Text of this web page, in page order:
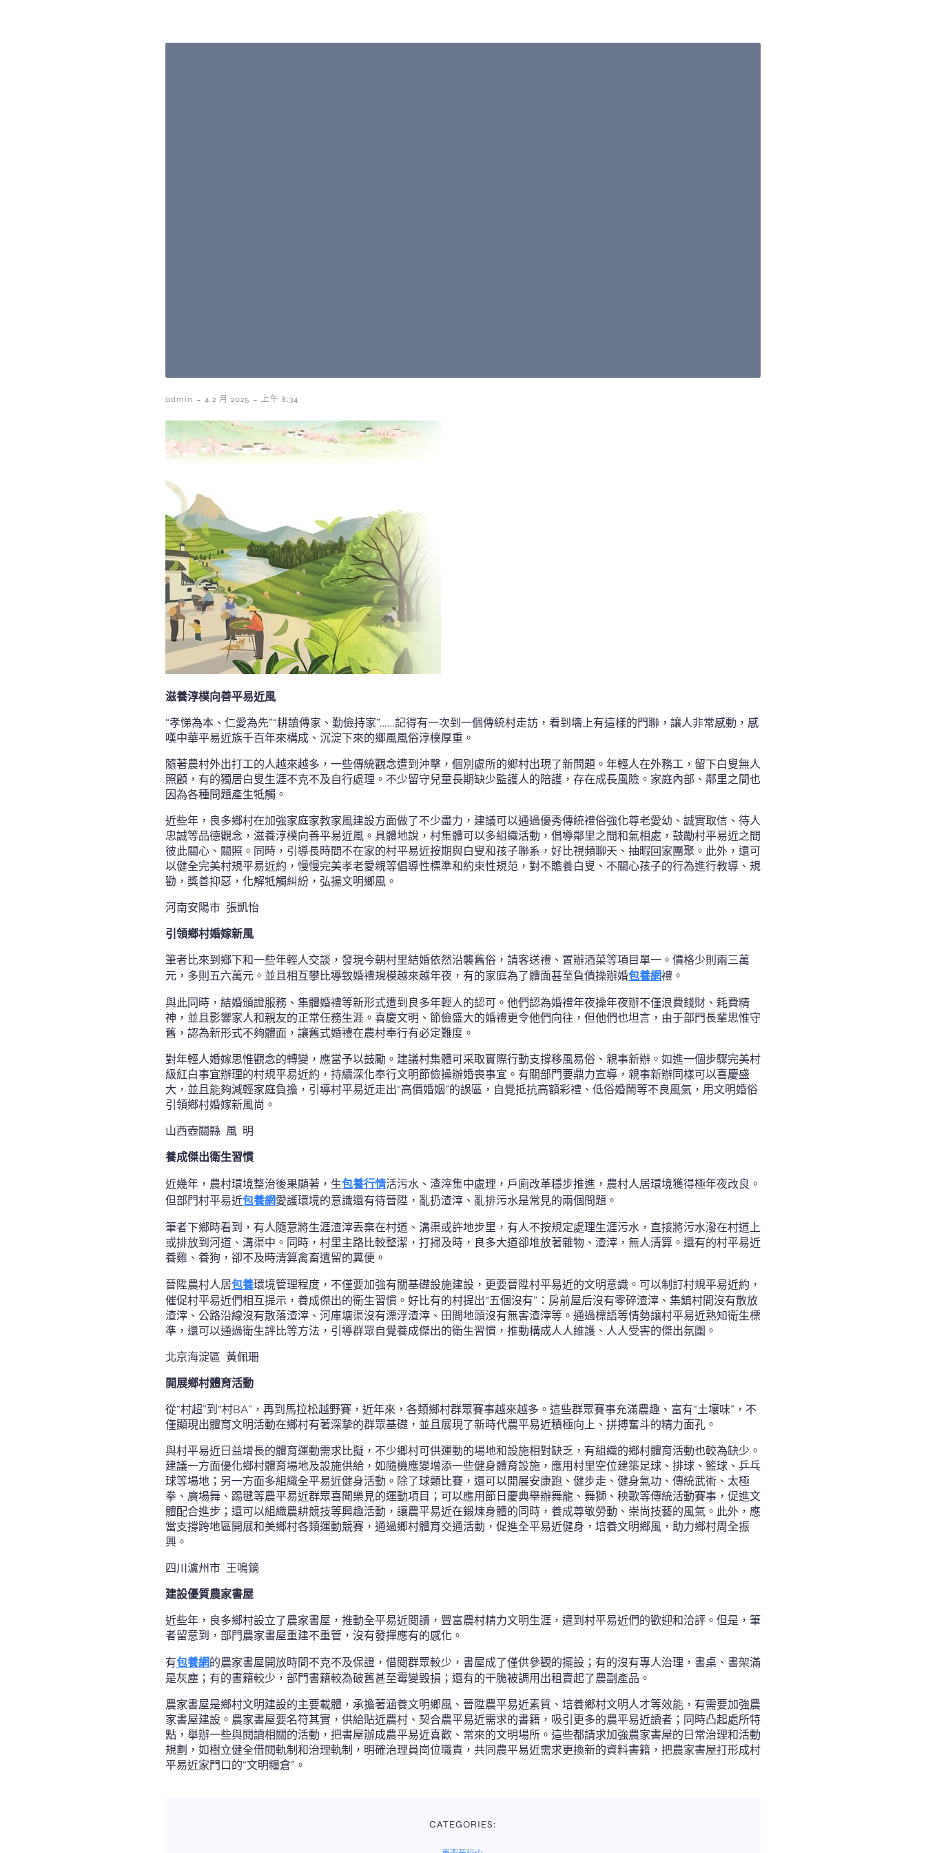
admin - 4 2 月 2025 - 上午 8:34
滋養淳樸向善平易近風
“孝悌為本、仁愛為先”“耕讀傳家、勤儉持家”……記得有一次到一個傳統村走訪，看到墻上有這樣的門聯，讓人非常感動，感
嘆中華平易近族千百年來構成、沉淀下來的鄉風風俗淳樸厚重。
隨著農村外出打工的人越來越多，一些傳統觀念遭到沖擊，個別處所的鄉村出現了新問題。年輕人在外務工，留下白叟無人
照顧，有的獨居白叟生涯不克不及自行處理。不少留守兒童長期缺少監護人的陪護，存在成長風險。家庭內部、鄰里之間也
因為各種問題產生牴觸。
近些年，良多鄉村在加強家庭家教家風建設方面做了不少盡力，建議可以通過優秀傳統禮俗強化尊老愛幼、誠實取信、待人
忠誠等品德觀念，滋養淳樸向善平易近風。具體地說，村集體可以多組織活動，倡導鄰里之間和氣相處，鼓勵村平易近之間
彼此關心、關照。同時，引導長時間不在家的村平易近按期與白叟和孩子聯系，好比視頻聊天、抽暇回家團聚。此外，還可
以健全完美村規平易近約，慢慢完美孝老愛親等倡導性標準和約束性規范，對不贍養白叟、不關心孩子的行為進行教導、規
勸，獎善抑惡，化解牴觸糾紛，弘揚文明鄉風。
河南安陽市 張凱怡
引領鄉村婚嫁新風
筆者比來到鄉下和一些年輕人交談，發現今朝村里結婚依然沿襲舊俗，請客送禮、置辦酒菜等項目單一。價格少則兩三萬
元，多則五六萬元。並且相互攀比導致婚禮規模越來越年夜，有的家庭為了體面甚至負債操辦婚包養網禮。
與此同時，結婚頒證服務、集體婚禮等新形式遭到良多年輕人的認可。他們認為婚禮年夜操年夜辦不僅浪費錢財、耗費精
神，並且影響家人和親友的正常任務生涯。喜慶文明、節儉盛大的婚禮更令他們向往，但他們也坦言，由于部門長輩思惟守
舊，認為新形式不夠體面，讓舊式婚禮在農村奉行有必定難度。
對年輕人婚嫁思惟觀念的轉變，應當予以鼓勵。建議村集體可采取實際行動支撐移風易俗、親事新辦。如進一個步驟完美村
級紅白事宜辦理的村規平易近約，持續深化奉行文明節儉操辦婚喪事宜。有關部門要鼎力宣導，親事新辦同樣可以喜慶盛
大，並且能夠減輕家庭負擔，引導村平易近走出“高價婚姻”的誤區，自覺抵抗高額彩禮、低俗婚鬧等不良風氣，用文明婚俗
引領鄉村婚嫁新風尚。
山西壺關縣 風 明
養成傑出衛生習慣
近幾年，農村環境整治後果顯著，生包養行情活污水、渣滓集中處理，戶廁改革穩步推進，農村人居環境獲得極年夜改良。
但部門村平易近包養網愛護環境的意識還有待晉陞，亂扔渣滓、亂排污水是常見的兩個問題。
筆者下鄉時看到，有人隨意將生涯渣滓丟棄在村道、溝渠或許地步里，有人不按規定處理生涯污水，直接將污水潑在村道上
或排放到河道、溝渠中。同時，村里主路比較整潔，打掃及時，良多大道卻堆放著雜物、渣滓，無人清算。還有的村平易近
養雞、養狗，卻不及時清算禽畜遺留的糞便。
晉陞農村人居包養環境管理程度，不僅要加強有關基礎設施建設，更要晉陞村平易近的文明意識。可以制訂村規平易近約，
催促村平易近們相互提示，養成傑出的衛生習慣。好比有的村提出“五個沒有”：房前屋后沒有零碎渣滓、集鎮村間沒有散放
渣滓、公路沿線沒有散落渣滓、河庫塘渠沒有漂浮渣滓、田間地頭沒有無害渣滓等。通過標語等情勢讓村平易近熟知衛生標
準，還可以通過衛生評比等方法，引導群眾自覺養成傑出的衛生習慣，推動構成人人維護、人人受害的傑出氛圍。
北京海淀區 黃佩珊
開展鄉村體育活動
從“村超”到“村BA”，再到馬拉松越野賽，近年來，各類鄉村群眾賽事越來越多。這些群眾賽事充滿農趣、富有“土壤味”，不
僅顯現出體育文明活動在鄉村有著深摯的群眾基礎，並且展現了新時代農平易近積極向上、拼搏奮斗的精力面孔。
與村平易近日益增長的體育運動需求比擬，不少鄉村可供運動的場地和設施相對缺乏，有組織的鄉村體育活動也較為缺少。
建議一方面優化鄉村體育場地及設施供給，如隨機應變增添一些健身體育設施，應用村里空位建築足球、排球、籃球、乒乓
球等場地；另一方面多組織全平易近健身活動。除了球類比賽，還可以開展安康跑、健步走、健身氣功、傳統武術、太極
拳、廣場舞、踢毽等農平易近群眾喜聞樂見的運動項目；可以應用節日慶典舉辦舞龍、舞獅、秧歌等傳統活動賽事，促進文
體配合進步；還可以組織農耕競技等興趣活動，讓農平易近在鍛煉身體的同時，養成尊敬勞動、崇尚技藝的風氣。此外，應
當支撐跨地區開展和美鄉村各類運動競賽，通過鄉村體育交通活動，促進全平易近健身，培養文明鄉風，助力鄉村周全振
興。
四川瀘州市 王鳴鏑
建設優質農家書屋
近些年，良多鄉村設立了農家書屋，推動全平易近閱讀，豐富農村精力文明生涯，遭到村平易近們的歡迎和洽評。但是，筆
者留意到，部門農家書屋重建不重管，沒有發揮應有的感化。
有包養網的農家書屋開放時間不克不及保證，借閱群眾較少，書屋成了僅供參觀的擺設；有的沒有專人治理，書桌、書架滿
是灰塵；有的書籍較少，部門書籍較為破舊甚至霉變毀損；還有的干脆被調用出租賣起了農副產品。
農家書屋是鄉村文明建設的主要載體，承擔著涵養文明鄉風、晉陞農平易近素質、培養鄉村文明人才等效能，有需要加強農
家書屋建設。農家書屋要名符其實，供給貼近農村、契合農平易近需求的書籍，吸引更多的農平易近讀者；同時凸起處所特
點，舉辦一些與閱讀相關的活動，把書屋辦成農平易近喜歡、常來的文明場所。這些都請求加強農家書屋的日常治理和活動
規劃，如樹立健全借閱軌制和治理軌制，明確治理員崗位職責，共同農平易近需求更換新的資料書籍，把農家書屋打形成村
平易近家門口的“文明糧倉”。
CATEGORIES: